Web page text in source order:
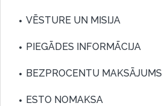
VĒSTURE UN MISIJA
PIEGĀDES INFORMĀCIJA
BEZPROCENTU MAKSĀJUMS
ESTO NOMAKSA